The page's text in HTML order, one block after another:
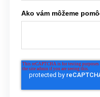
Ako vám môžeme